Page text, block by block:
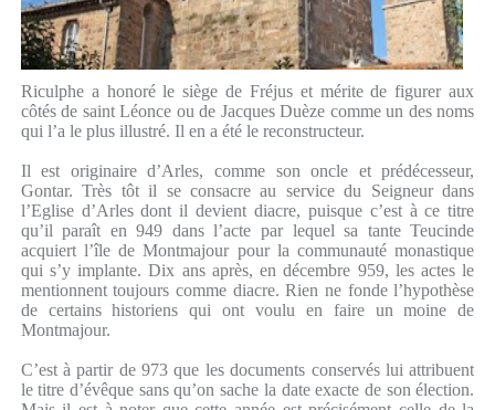
Riculphe a honoré le siège de Fréjus et mérite de figurer aux
côtés de saint Léonce ou de Jacques Duèze comme un des noms
qui l’a le plus illustré. Il en a été le reconstructeur.
Il est originaire d’Arles, comme son oncle et prédécesseur,
Gontar. Très tôt il se consacre au service du Seigneur dans
l’Eglise d’Arles dont il devient diacre, puisque c’est à ce titre
qu’il paraît en 949 dans l’acte par lequel sa tante Teucinde
acquiert l’île de Montmajour pour la communauté monastique
qui s’y implante. Dix ans après, en décembre 959, les actes le
mentionnent toujours comme diacre. Rien ne fonde l’hypothèse
de certains historiens qui ont voulu en faire un moine de
Montmajour.
C’est à partir de 973 que les documents conservés lui attribuent
le titre d’évêque sans qu’on sache la date exacte de son élection.